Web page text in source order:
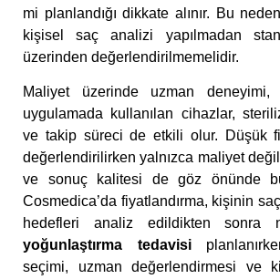
mi planlandığı dikkate alınır. Bu
kişisel saç analizi yapılmadan
üzerinden değerlendirilmemelidir.
Maliyet üzerinde uzman deneyimi,
uygulamada kullanılan cihazlar,
ve takip süreci de etkili olur. Düşük
değerlendirilirken yalnızca maliyet
ve sonuç kalitesi de göz önünde
Cosmedica’da fiyatlandırma, kişinin
hedefleri analiz edildikten sonra
yoğunlaştırma tedavisi
seçimi, uzman değerlendirmesi ve